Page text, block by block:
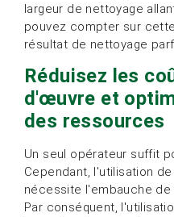
largeur de nettoyage
pouvez compter sur
résultat de nettoyage
Réduisez les
d'œuvre et
des ressources
Un seul opérateur suffit
Cependant, l'utilisation
nécessite l'embauche
Par conséquent,